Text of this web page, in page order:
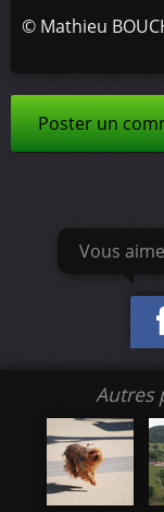
© Mathieu
Poster un
Vous
Autres